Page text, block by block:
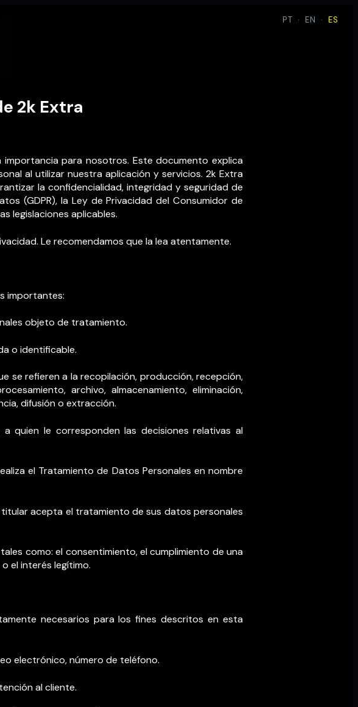
PT · EN · ES
2k Extra
importancia para nosotros. Este documento explica
al utilizar nuestra aplicación y servicios. 2k Extra
la confidencialidad, integridad y seguridad de
(GDPR), la Ley de Privacidad del Consumidor de
legislaciones aplicables.
Le recomendamos que la lea atentamente.
importantes:
objeto de tratamiento.
o identificable.
se refieren a la recopilación, producción, recepción,
archivo, almacenamiento, eliminación,
difusión o extracción.
quien le corresponden las decisiones relativas al
el Tratamiento de Datos Personales en nombre
acepta el tratamiento de sus datos personales
como: el consentimiento, el cumplimiento de una
el interés legítimo.
necesarios para los fines descritos en esta
electrónico, número de teléfono.
al cliente.